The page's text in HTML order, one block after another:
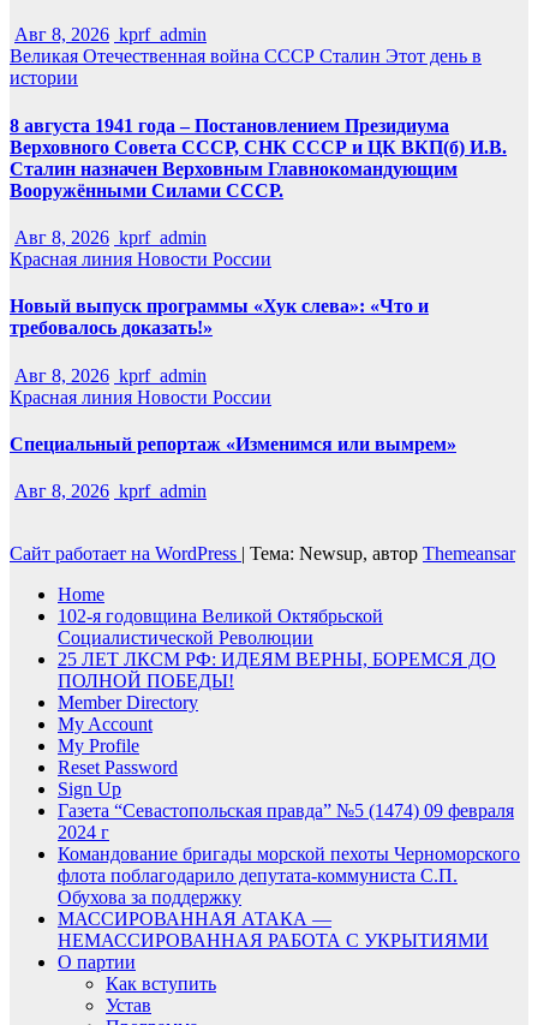
Авг 8, 2026 kprf_admin
Великая Отечественная война СССР Сталин Этот день в
истории
8 августа 1941 года – Постановлением Президиума
Верховного Совета СССР, СНК СССР и ЦК ВКП(б) И.В.
Сталин назначен Верховным Главнокомандующим
Вооружёнными Силами СССР.
Авг 8, 2026 kprf_admin
Красная линия Новости России
Новый выпуск программы «Хук слева»: «Что и
требовалось доказать!»
Авг 8, 2026 kprf_admin
Красная линия Новости России
Специальный репортаж «Изменимся или вымрем»
Авг 8, 2026 kprf_admin
Сайт работает на WordPress | Тема: Newsup, автор Themeansar
Home
102-я годовщина Великой Октябрьской
Социалистической Революции
25 ЛЕТ ЛКСМ РФ: ИДЕЯМ ВЕРНЫ, БОРЕМСЯ ДО
ПОЛНОЙ ПОБЕДЫ!
Member Directory
My Account
My Profile
Reset Password
Sign Up
Газета “Севастопольская правда” №5 (1474) 09 февраля
2024 г
Командование бригады морской пехоты Черноморского
флота поблагодарило депутата-коммуниста С.П.
Обухова за поддержку
МАССИРОВАННАЯ АТАКА —
НЕМАССИРОВАННАЯ РАБОТА С УКРЫТИЯМИ
О партии
Как вступить
Устав